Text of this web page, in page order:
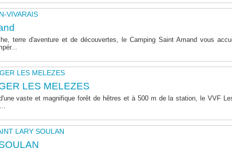
VIVARAIS
terre d'aventure et de découvertes, le Camping Saint Amand vous
LES MELEZES
LES MELEZES
vaste et magnifique forêt de hêtres et à 500 m de la station, le VVF
LARY SOULAN